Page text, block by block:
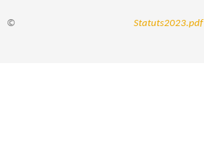
Statuts2023.pdf